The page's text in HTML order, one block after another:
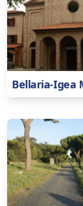
Bellaria-Igea